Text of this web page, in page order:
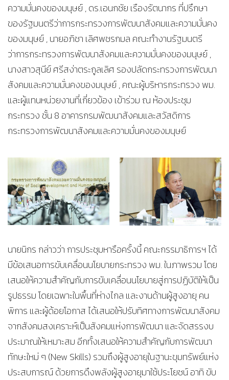
ความมั่นคงของมนุษย์ , ดร.เอนกชัย เรืองรัตนากร ที่ปรึกษา
ของรัฐมนตรีว่าการกระทรวงการพัฒนาสังคมและความมั่นคง
ของมนุษย์ , นายอภิชา เลิศพชรกมล คณะทำงานรัฐมนตรี
ว่าการกระทรวงการพัฒนาสังคมและความมั่นคงของมนุษย์ ,
นางสาวสุนีย์ ศรีสง่าตระกูลเลิศ รองปลัดกระทรวงการพัฒนา
สังคมและความมั่นคงของมนุษย์ , คณะผู้บริหารกระทรวง พม.
และผู้แทนหน่วยงานที่เกี่ยวข้อง เข้าร่วม ณ ห้องประชุม
กระทรวง ชั้น 8 อาคารกรมพัฒนาสังคมและสวัสดิการ
กระทรวงการพัฒนาสังคมและความมั่นคงของมนุษย์
นายนิกร กล่าวว่า การประชุมหารือครั้งนี้ คณะกรรมาธิการฯ ได้
มีข้อเสนอการขับเคลื่อนนโยบายกระทรวง พม. ในภาพรวม โดย
เสนอให้ความสำคัญกับการขับเคลื่อนนโยบายสู่การปฏิบัติให้เป็น
รูปธรรม โดยเฉพาะในพื้นที่ห่างไกล และงานด้านผู้สูงอายุ คน
พิการ และผู้ด้อยโอกาส ได้เสนอให้ปรับทิศทางการพัฒนาสังคม
จากสังคมสงเคราะห์เป็นสังคมแห่งการพัฒนา และจัดสรรงบ
ประมาณให้เหมาะสม อีกทั้งเสนอให้ความสำคัญกับการพัฒนา
ทักษะใหม่ ๆ (New Skills) รวมถึงผู้สูงอายุในฐานะขุมทรัพย์แห่ง
ประสบการณ์ ด้วยการดึงพลังผู้สูงอายุมาใช้ประโยชน์ อาทิ ขับ